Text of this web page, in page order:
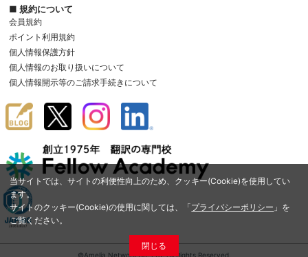
当サイトでは、サイトの利便性向上のため、クッキー(Cookie)を使用してい
ます。
サイトのクッキー(Cookie)の使用に関しては、「プライバシーポリシー 」を
ご覧ください。
閉じる
■ 規約について
会員規約
ポイント利用規約
個人情報保護方針
個人情報のお取り扱いについて
個人情報開示等のご請求手続きについて
©Amelia Network Co.,Ltd. All Rights Reserved.